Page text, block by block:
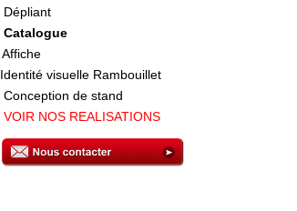
Dépliant
Catalogue
Affiche
Identité visuelle Rambouillet
Conception de stand
VOIR NOS REALISATIONS